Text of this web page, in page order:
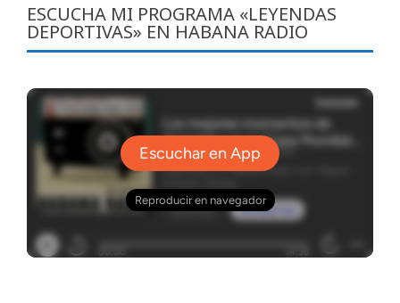
ESCUCHA MI PROGRAMA «LEYENDAS
DEPORTIVAS» EN HABANA RADIO